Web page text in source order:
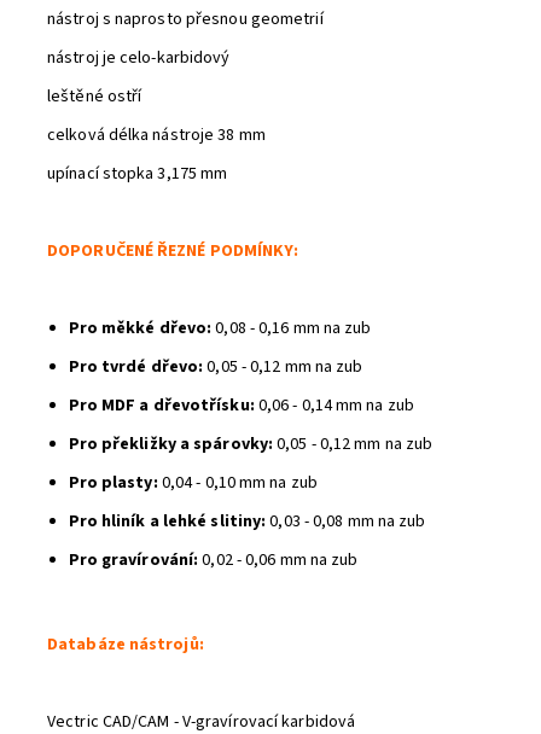
nástroj s naprosto přesnou geometrií
nástroj je celo-karbidový
leštěné ostří
celková délka nástroje 38 mm
upínací stopka 3,175 mm
DOPORUČENÉ ŘEZNÉ PODMÍNKY:
Pro měkké dřevo: 0,08 - 0,16 mm na zub
Pro tvrdé dřevo: 0,05 - 0,12 mm na zub
Pro MDF a dřevotřísku: 0,06 - 0,14 mm na zub
Pro překližky a spárovky: 0,05 - 0,12 mm na zub
Pro plasty: 0,04 - 0,10 mm na zub
Pro hliník a lehké slitiny: 0,03 - 0,08 mm na zub
Pro gravírování: 0,02 - 0,06 mm na zub
Databáze nástrojů:
Vectric CAD/CAM - V-gravírovací karbidová
Powered by chaterimo